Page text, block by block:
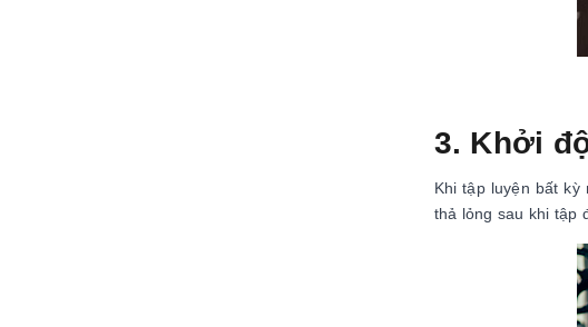
3. Khởi
Khi tập luyện bất
thả lỏng sau khi tập